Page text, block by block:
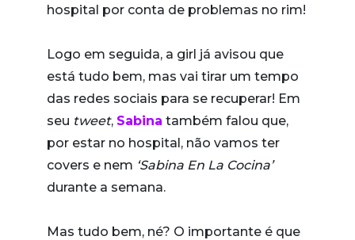
hospital por conta de problemas no rim!
Logo em seguida, a girl já avisou que
está tudo bem, mas vai tirar um tempo
das redes sociais para se recuperar! Em
seu tweet, Sabina também falou que,
por estar no hospital, não vamos ter
covers e nem ‘Sabina En La Cocina’
durante a semana.
Mas tudo bem, né? O importante é que